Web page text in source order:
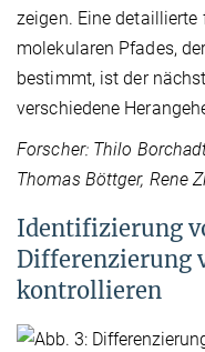
zeigen. Eine
molekularen Pfades,
bestimmt, ist der
verschiedene
Forscher: Thilo
Thomas Böttger, Rene
Identifizierung
Differenzierung
kontrollieren